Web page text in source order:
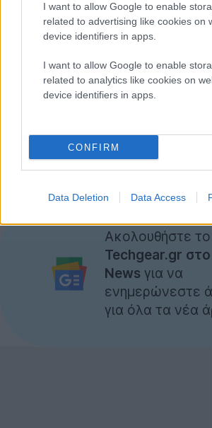
I want to allow Google to enable
related to advertising like cookies on
device identifiers in apps.
I want to allow Google to enable
related to analytics like cookies on
device identifiers in apps.
CONFIRM
Data Deletion Data Access
Επιπλέον, ίσως δούμε και την cloud
, το επόμενο μεγάλο στοίχημα
Αναμένουμε με ενδιαφέρον την
εκδήλωσης στις 20:00!
AndroidandMe
Ακολουθήστε το
Techgear.gr
News για να
ενημερώνεστε
για όλα τα νέα